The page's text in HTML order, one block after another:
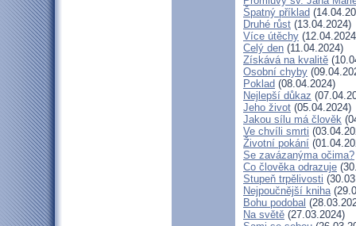
Špatný příklad
Druhé růst (13.04.2024)
Více útěchy
Celý den (11.04.2024)
Získává na kvalitě
Osobní chyby
Poklad (08.04.2024)
Nejlepší důkaz
Jeho život (05.04.2024)
Jakou sílu má člověk
Ve chvíli smrti
Životní pokání
Se zavázanýma očima?
Co člověka odrazuje
Stupeň trpělivosti
Nejpoučnější kniha
Bohu podobal
Na světě (27.03.2024)